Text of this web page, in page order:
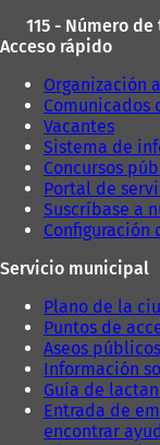
115 - Número
Acceso rápido
Organización
Comunicados
Vacantes
Sistema de
Concursos
Portal de
Suscríbase a
Servicio municipal
Plano de la
Puntos de
Aseos públicos
Información
Guía de
Entrada de
encontrar